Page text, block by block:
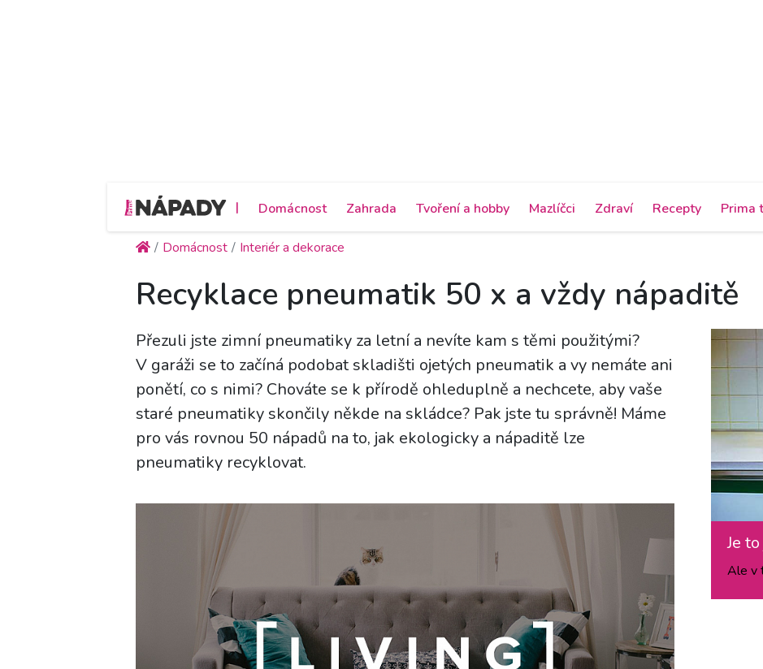
| Domácnost Zahrada Tvoření a hobby Mazlíčci Zdraví Recepty Prima
Domácnost Interiér a dekorace
Recyklace pneumatik 50 x a vždy nápaditě
Přezuli jste zimní pneumatiky za letní a nevíte kam s těmi použitými?
V garáži se to začíná podobat skladišti ojetých pneumatik a vy nemáte ani
ponětí, co s nimi? Chováte se k přírodě ohleduplně a nechcete, aby vaše
staré pneumatiky skončily někde na skládce? Pak jste tu správně! Máme
pro vás rovnou 50 nápadů na to, jak ekologicky a nápaditě lze
pneumatiky recyklovat.
Je
Ale v